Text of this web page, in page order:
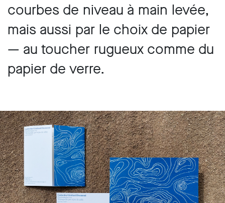
courbes de niveau à main levée,
mais aussi par le choix de papier
— au toucher rugueux comme du
papier de verre.